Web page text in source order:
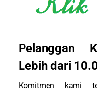
Pelanggan
Lebih dari
Komitmen kami